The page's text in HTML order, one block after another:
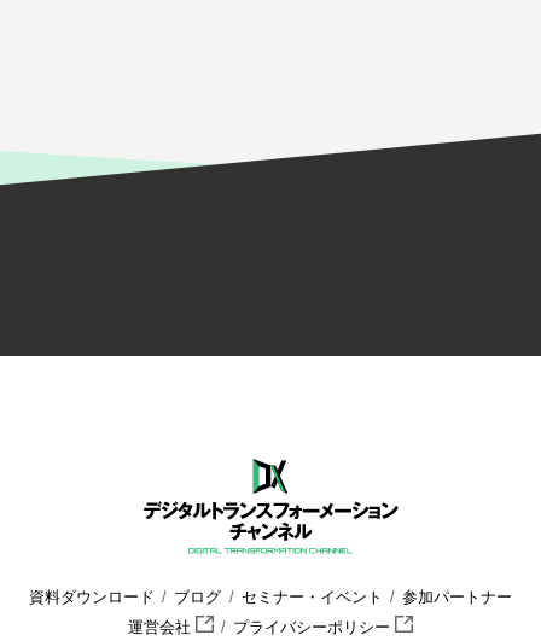
資料ダウンロード ブログ セミナー・イベント
参加パートナー
運営会社
プライバシーポリシー